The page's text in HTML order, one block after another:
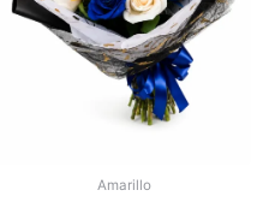
Amarillo